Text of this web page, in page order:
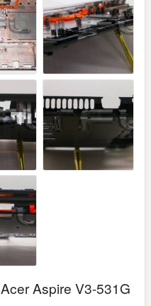
Acer Aspire V3-531G